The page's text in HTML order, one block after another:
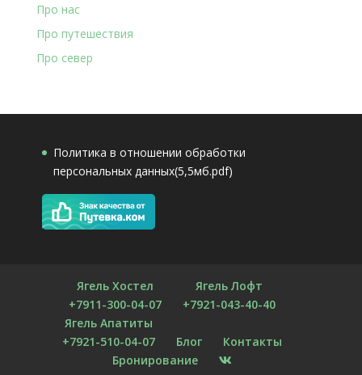
Про нас
Про путешествия
Про север
Политика в отношении обработки
персональных данных(5,5мб.pdf)
Ягель Хостел
+7911-300-04-07
Ягель Лофт
+7921-043-40-40
Ягель Апатиты
+7921-510-04-07
Блог
Контакты
Бронирование